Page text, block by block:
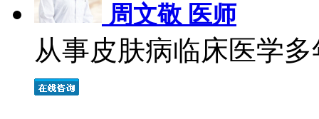
周文敬 医师
从事皮肤病临床医学